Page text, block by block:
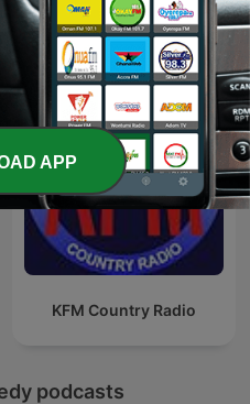
87.9/RadioMugica
KFM Country Radio
podcasts
APP